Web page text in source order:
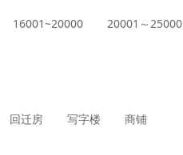
16001~20000 20001～25000
回迁房 写字楼 商铺